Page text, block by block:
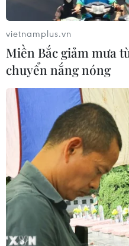
#chính sách đặc thù #PPP
#mở rộng đường phố
vietnamplus.vn
Miền Bắc giảm mưa
chuyển nắng nóng